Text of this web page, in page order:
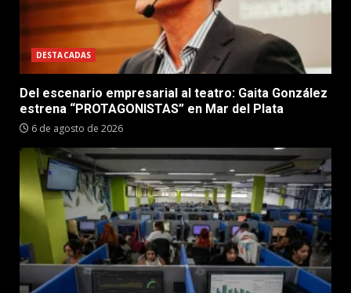
DESTACADAS
Del escenario empresarial al teatro: Gaita González
estrena “PROTAGONISTAS” en Mar del Plata
6 de agosto de 2026